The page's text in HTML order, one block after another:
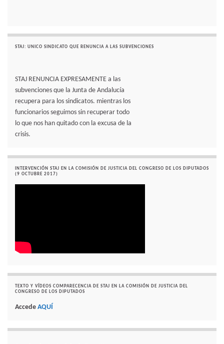
STAJ: UNICO SINDICATO QUE RENUNCIA A LAS SUBVENCIONES
STAJ RENUNCIA EXPRESAMENTE a las
subvenciones que la Junta de Andalucía
recupera para los sindicatos. mientras los
funcionarios seguimos sin recuperar todo
lo que nos han quitado con la excusa de la
crisis.
INTERVENCIÓN STAJ EN LA COMISIÓN DE JUSTICIA DEL CONGRESO DE LOS DIPUTADOS
(9 OCTUBRE 2017)
TEXTO Y VÍDEOS COMPARECENCIA DE STAJ EN LA COMISIÓN DE JUSTICIA DEL
CONGRESO DE LOS DIPUTADOS
Accede AQUÍ